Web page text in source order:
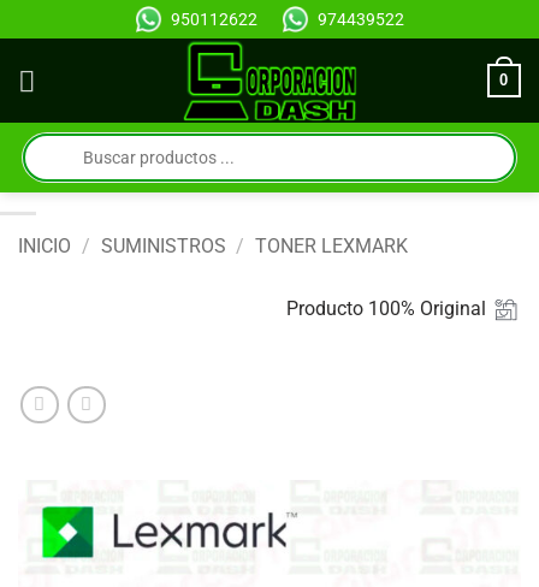
al
contenido
950112622 974439522
0
Búsqueda
de
productos
INICIO / SUMINISTROS / TONER LEXMARK
Producto 100% Original